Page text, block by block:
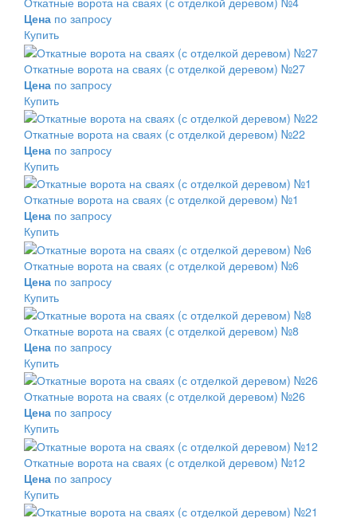
Цена по запросу
Купить
Откатные ворота на сваях (с отделкой деревом) №27
Цена по запросу
Купить
Откатные ворота на сваях (с отделкой деревом) №22
Цена по запросу
Купить
Откатные ворота на сваях (с отделкой деревом) №1
Цена по запросу
Купить
Откатные ворота на сваях (с отделкой деревом) №6
Цена по запросу
Купить
Откатные ворота на сваях (с отделкой деревом) №8
Цена по запросу
Купить
Откатные ворота на сваях (с отделкой деревом) №26
Цена по запросу
Купить
Откатные ворота на сваях (с отделкой деревом) №12
Цена по запросу
Купить